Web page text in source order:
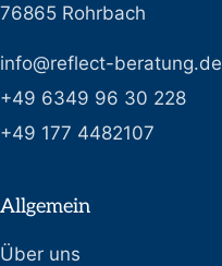
76865 Rohrbach
info@reflect-beratung.de
+49 6349 96 30 228
+49 177 4482107
Allgemein
Über uns